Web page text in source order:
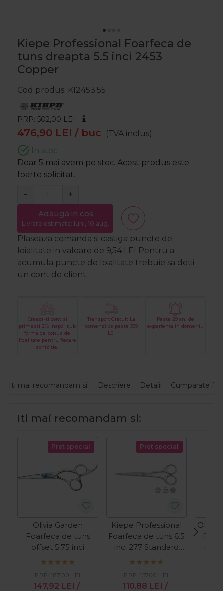
Kiepe Professional Foarfeca de
tuns dreapta 5.5 inci 2453
Copper
Cod produs KI2453.55
PRP: 502,00 LEI
476,90 LEI / buc
(TVA inclus)
In stoc
Doar 5 mai avem pe stoc. Acest produs este
foarte solicitat.
− +
Adauga in cos
Livrare estimata: luni, 10 aug.
Plaseaza comanda si castiga puncte de
loialitate in valoare de 9,54 LEI Pentru a
acumula puncte de loialitate trebuie sa detii
un cont de client.
Creaza-ti cont si
primesti 2% inapoi sub
forma de bonus de
fidelitate pentru fiecare
achizitie.
Transport Gratuit La
comenzi de peste 399
LEI
Peste 29 ani de
experienta in domeniu
Iti mai recomandam si: Descriere Detalii Cumparate
Iti mai recomandam si:
Pret special
Olivia Garden
Foarfeca de tuns
offset 5.75 inci
Xtreme
147,92 LEI /
PRP: 187,00 LEI
Pret special
Kiepe Professional
Foarfeca de tuns 6.5
inci 277 Standard
Coiffeur Super Line
110,88 LEI /
PRP: 157,00 LEI
Olivia